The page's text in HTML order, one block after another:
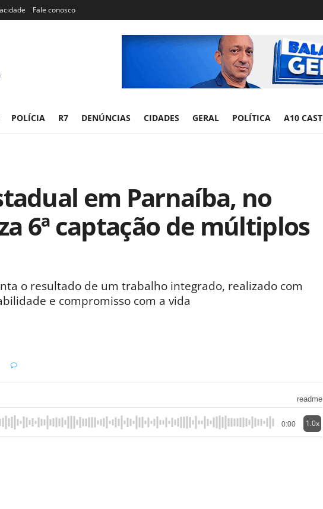
Fale conosco
POLÍCIA R7 DENÚNCIAS CIDADES GERAL POLÍTICA A10 CAST
em Parnaíba, no
6ª captação de múltiplos
o resultado de um trabalho integrado, realizado com
e compromisso com a vida
readme
0:00 1.0x